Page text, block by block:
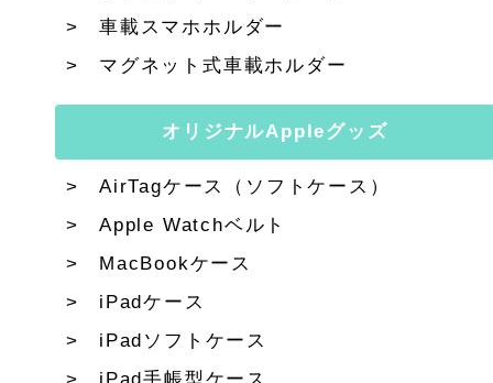
車載スマホホルダー
マグネット式車載ホルダー
オリジナルAppleグッズ
AirTagケース（ソフトケース）
Apple Watchベルト
MacBookケース
iPadケース
iPadソフトケース